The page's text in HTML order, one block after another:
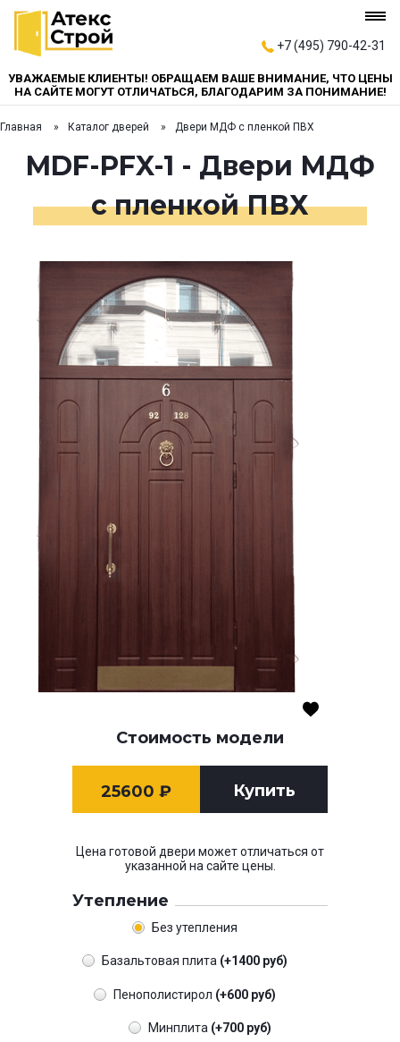
+7 (495) 790-42-31
УВАЖАЕМЫЕ КЛИЕНТЫ! ОБРАЩАЕМ ВАШЕ ВНИМАНИЕ, ЧТО ЦЕНЫ
НА САЙТЕ МОГУТ ОТЛИЧАТЬСЯ, БЛАГОДАРИМ ЗА ПОНИМАНИЕ!
Главная Каталог дверей Двери МДФ с пленкой ПВХ
MDF-PFX-1 - Двери МДФ
с пленкой ПВХ
Стоимость модели
25600 ₽ Купить
Цена готовой двери может отличаться от
указанной на сайте цены.
Утепление
Без утепления
Базальтовая плита (+1400 руб)
Пенополистирол (+600 руб)
Минплита (+700 руб)